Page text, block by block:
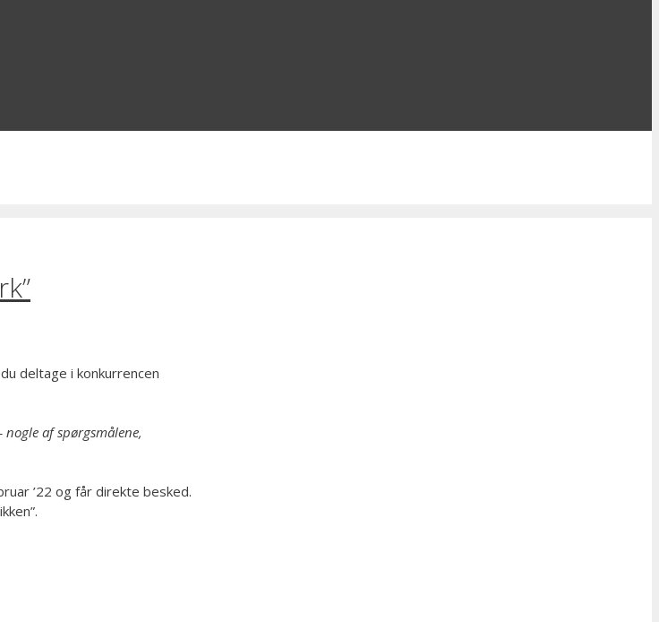
deltage i konkurrencen
af spørgsmålene,
’22 og får direkte besked.